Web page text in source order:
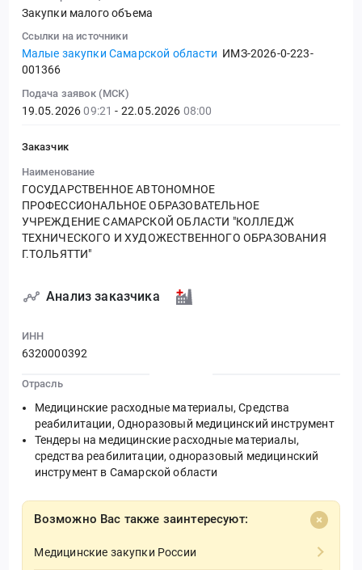
Закупки малого объема
Ссылки на источники
Малые закупки Самарской области ИМЗ-2026-0-223-
001366
Подача заявок (МСК)
19.05.202609:21 - 22.05.2026 08:00
Заказчик
Наименование
ГОСУДАРСТВЕННОЕ АВТОНОМНОЕ
ПРОФЕССИОНАЛЬНОЕ ОБРАЗОВАТЕЛЬНОЕ
УЧРЕЖДЕНИЕ САМАРСКОЙ ОБЛАСТИ "КОЛЛЕДЖ
ТЕХНИЧЕСКОГО И ХУДОЖЕСТВЕННОГО ОБРАЗОВАНИЯ
Г.ТОЛЬЯТТИ"
Анализ заказчика
ИНН
6320000392
Отрасль
Медицинские расходные материалы, Средства
реабилитации, Одноразовый медицинский инструмент
Тендеры на медицинские расходные материалы,
средства реабилитации, одноразовый медицинский
инструмент в Самарской области
Возможно Вас также заинтересуют:
Медицинские закупки России